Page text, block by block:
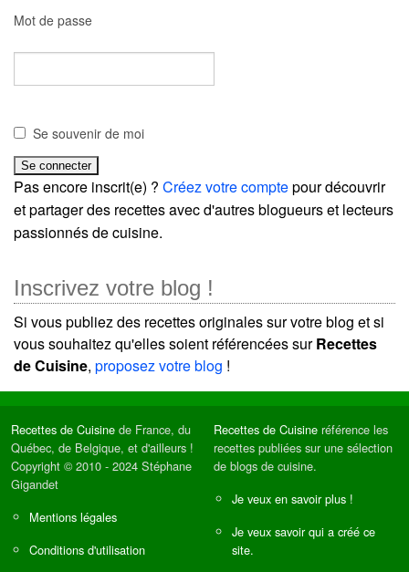
Mot de passe
Se souvenir de moi
Pas encore inscrit(e) ? Créez votre comptepour découvrir
et partager des recettes avec d'autres blogueurs et lecteurs
passionnés de cuisine.
Inscrivez votre blog !
Si vous publiez des recettes originales sur votre blog et si
vous souhaitez qu'elles soient référencées surRecettes
de Cuisine, proposez votre blog !
Recettes de Cuisine de France, du
Québec, de Belgique, et d'ailleurs !
Copyright © 2010 - 2024 Stéphane
Gigandet
Mentions légales
Conditions d'utilisation
Recettes de Cuisine référence les
recettes publiées sur une sélection
de blogs de cuisine.
Je veux en savoir plus !
Je veux savoir qui a créé ce
site.